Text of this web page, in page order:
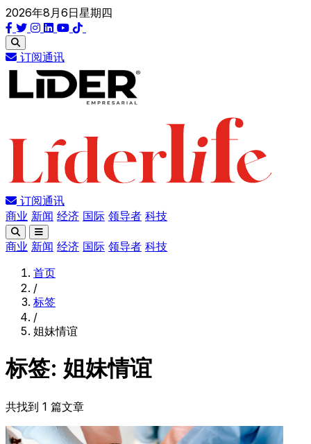
2026年8月6日星期四
订阅通讯
订阅通讯
商业 新闻 经济 国际 领导者 科技
商业 新闻 经济 国际 领导者 科技
首页
/
标签
/
姐妹情谊
标签: 姐妹情谊
共找到 1 篇文章